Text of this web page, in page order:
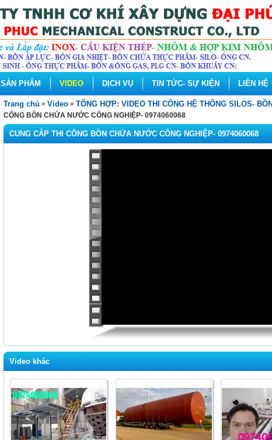
SẢN PHẨM VIDEO DỊCH VỤ TIN TỨC- SỰ KIỆN LIÊN HỆ
Trang chủ » Video » TỔNG HỢP: VIDEO THI CÔNG HỆ THỐNG SILOS-
CÔNG BỒN CHỨA NƯỚC CÔNG NGHIỆP- 0974060068
CUNG CẤP THI CÔNG BỒN CHỨA NƯỚC CÔNG NGHIỆP- 0974060068
Video khác